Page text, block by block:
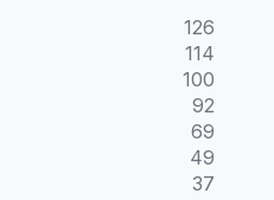
126
114
100
92
69
49
37